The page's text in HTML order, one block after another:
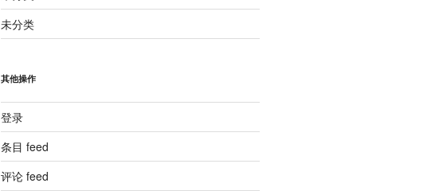
未分类
其他操作
登录
条目 feed
评论 feed